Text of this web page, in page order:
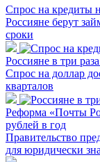
Спрос на кредиты
Россияне берут
сроки
Россияне в три
Спрос на доллар
кварталов
Реформа «Почты
рублей в год
Правительство
для юридически